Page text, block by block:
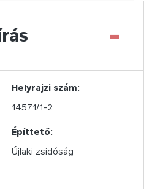
-
Helyrajzi szám:
14571/1-2
Építtető:
Újlaki zsidóság